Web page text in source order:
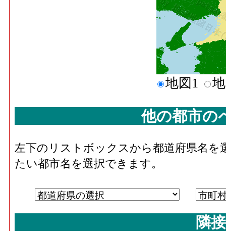
地図1
他の都市の
左下のリストボックスから都道府県名
たい都市名を選択できます。
隣